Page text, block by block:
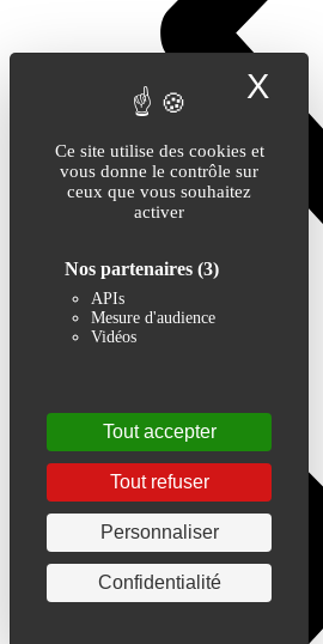
Ce site utilise des cookies et
vous donne le contrôle sur
ceux que vous souhaitez
activer
Nos partenaires (3)
APIs
Mesure d'audience
Vidéos
Tout accepter
Tout refuser
Personnaliser
Confidentialité
X